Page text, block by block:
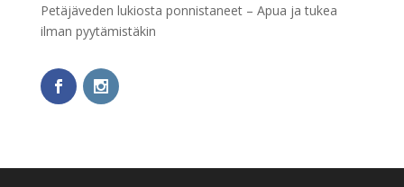
Petäjäveden lukiosta ponnistaneet – Apua ja tukea
ilman pyytämistäkin